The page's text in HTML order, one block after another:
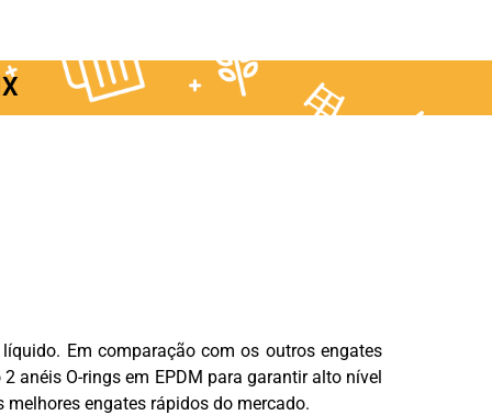
Em comparação com os outros engates
anéis O-rings em EPDM para garantir alto nível
engates rápidos do mercado.